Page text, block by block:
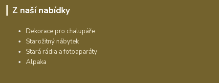
Z naší nabídky
Dekorace pro chalupáře
Starožitný nábytek
Stará rádia a fotoaparáty
Alpaka